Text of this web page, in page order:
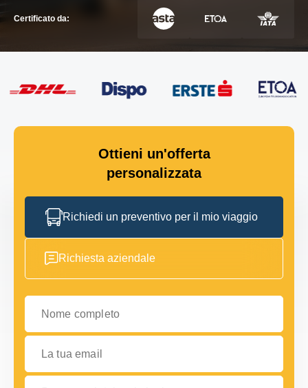
Certificato da:
Ottieni un'offerta
personalizzata
Richiedi un preventivo per il mio viaggio
Richiesta aziendale
Nome completo
La tua email
Raccontaci dei tuoi piani